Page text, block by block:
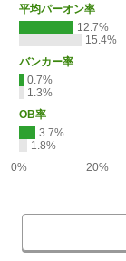
平均パーオン率
12.7%
15.4%
バンカー率
0.7%
1.3%
OB率
3.7%
1.8%
0%
20%